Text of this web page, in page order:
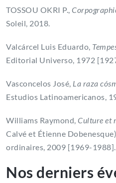
TOSSOU OKRI P.,
Soleil, 2018.
Valcárcel Luis Eduardo,
Editorial Universo, 1972
Vasconcelos José, La raza
Estudios Latinoamericanos,
Williams Raymond, Culture et
Calvé et Étienne
ordinaires, 2009 [1969-1988].
Nos derniers